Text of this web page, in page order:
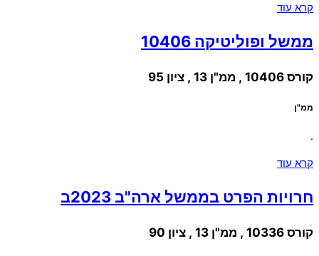
קרא עוד
ממשל ופוליטיקה 10406
קורס 10406 , ממ"ן 13 , ציון 95
ממ"ן
.
קרא עוד
חרויות הפרט בממשל ארה"ב 2023ב
קורס 10336 , ממ"ן 13 , ציון 90